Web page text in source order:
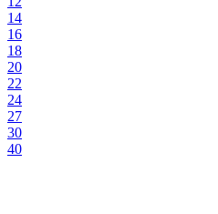
14
16
18
20
22
24
27
30
40